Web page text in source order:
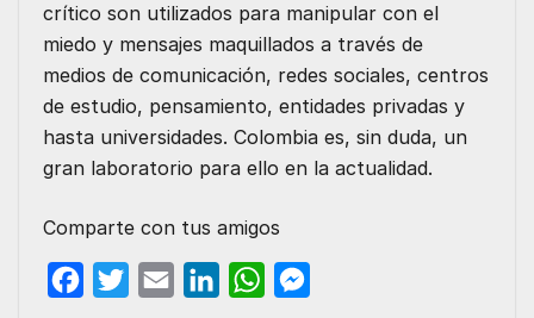
crítico son utilizados para manipular con el
miedo y mensajes maquillados a través de
medios de comunicación, redes sociales, centros
de estudio, pensamiento, entidades privadas y
hasta universidades. Colombia es, sin duda, un
gran laboratorio para ello en la actualidad.
Comparte con tus amigos
W